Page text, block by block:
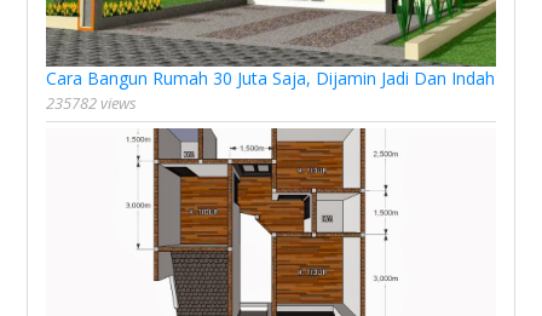
Cara Bangun Rumah 30 Juta Saja, Dijamin Jadi Dan Indah
235782 views